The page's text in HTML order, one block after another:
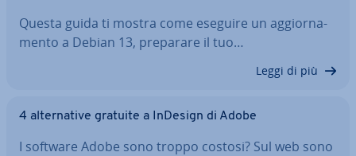
Questa guida ti mostra come eseguire un ag­gior­na­
men­to a Debian 13, preparare il tuo…
Leggi di più
4 al­ter­na­ti­ve gratuite a InDesign di Adobe
I software Adobe sono troppo costosi? Sul web sono